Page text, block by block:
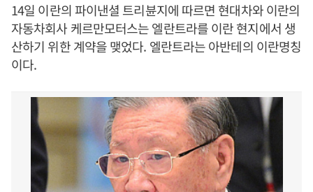
14일 이란의 파이낸셜 트리뷴지에 따르면 현대차와 이란의
자동차회사 케르만모터스는 엘란트라를 이란 현지에서 생
산하기 위한 계약을 맺었다. 엘란트라는 아반테의 이란명칭
이다.